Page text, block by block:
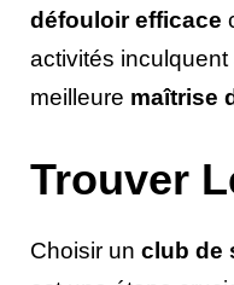
défouloir efficace
activités
meilleure maîtrise
Trouver
Choisir un club de